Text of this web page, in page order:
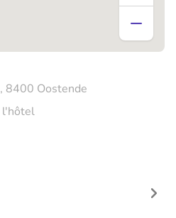
8400 Oostende
l'hôtel